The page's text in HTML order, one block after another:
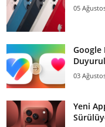
05
Google
03
Yeni